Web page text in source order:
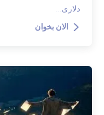
دلاری…
الان بخوان